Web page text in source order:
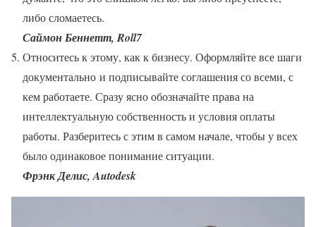
либо сломаетесь.
Саймон Беннетт, Roll7
Относитесь к этому, как к бизнесу. Оформляйте все шаги
документально и подписывайте соглашения со всеми, с
кем работаете. Сразу ясно обозначайте права на
интеллектуальную собственность и условия оплаты
работы. Разберитесь с этим в самом начале, чтобы у всех
было одинаковое понимание ситуации.
Фрэнк Делис, Autodesk